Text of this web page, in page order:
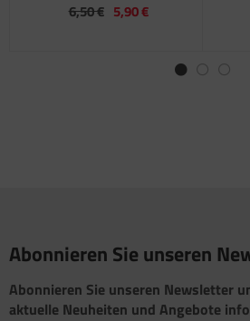
6,50 € 5,90 €
Abonnieren Sie unseren
Abonnieren Sie unseren Newsletter
aktuelle Neuheiten und Angebote